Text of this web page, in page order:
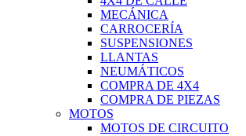
MECÁNICA
CARROCERÍA
SUSPENSIONES
LLANTAS
NEUMÁTICOS
COMPRA DE 4X4
COMPRA DE PIEZAS
MOTOS
MOTOS DE CIRCUITO